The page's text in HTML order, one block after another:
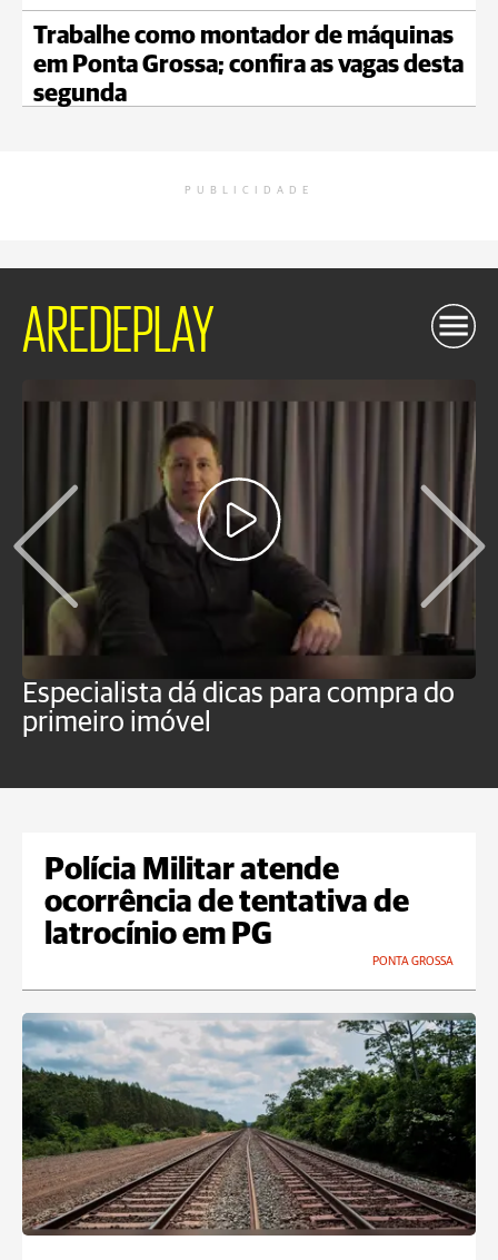
Trabalhe como montador de máquinas
em Ponta Grossa; confira as vagas desta
segunda
PUBLICIDADE
AREDEPLAY
Especialista dá dicas para compra do
primeiro imóvel
Polícia Militar atende
ocorrência de tentativa de
latrocínio em PG
PONTA GROSSA